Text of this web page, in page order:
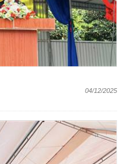
04/12/2025